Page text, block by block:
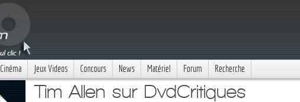
Cinéma Jeux Videos Concours News Matériel Forum Recherche
Tim Allen sur DvdCritiques